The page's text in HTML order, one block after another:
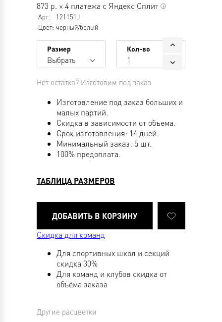
873 р. × 4 платежа с Яндекс Сплит
Арт.:
121151J
Цвет: черный/белый
Размер
Выбрать
Кол-во
1
Нет остатка? Изготовим под заказ
Изготовление под заказ больших и
малых партий.
Скидка в зависимости от объема.
Срок изготовления: 14 дней.
Минимальный заказ: 5 шт.
100% предоплата.
ТАБЛИЦА РАЗМЕРОВ
Скидка для команд
Для спортивных школ и секций
скидка 30%
Для команд и клубов скидка от
объёма заказа
Другие расцветки